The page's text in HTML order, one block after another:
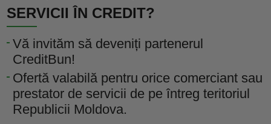
SERVICII ÎN CREDIT?
Vă invităm să deveniți partenerul
CreditBun!
Ofertă valabilă pentru orice comerciant sau
prestator de servicii de pe întreg teritoriul
Republicii Moldova.